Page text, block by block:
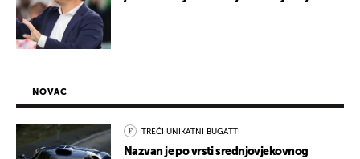
NOVAC
TREĆI UNIKATNI BUGATTI
Nazvan je po vrsti srednjovjekovnog